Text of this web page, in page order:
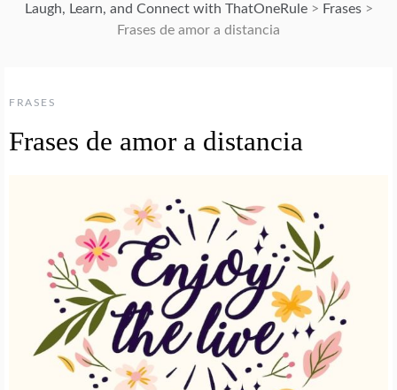
Laugh, Learn, and Connect with ThatOneRule> Frases>
Frases de amor a distancia
FRASES
Frases de amor a distancia